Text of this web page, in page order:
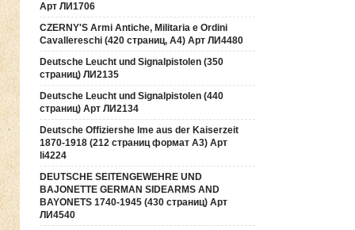
Арт ЛИ1706
CZERNY'S Armi Antiche, Militaria e Ordini
Cavallereschi (420 страниц, А4) Арт ЛИ4480
Deutsche Leucht und Signalpistolen (350
страниц) ЛИ2135
Deutsche Leucht und Signalpistolen (440
страниц) Арт ЛИ2134
Deutsche Offiziershe lme aus der Kaiserzeit
1870-1918 (212 страниц формат А3) Арт
li4224
DEUTSCHE SEITENGEWEHRE UND
BAJONETTE GERMAN SIDEARMS AND
BAYONETS 1740-1945 (430 страниц) Арт
ЛИ4540